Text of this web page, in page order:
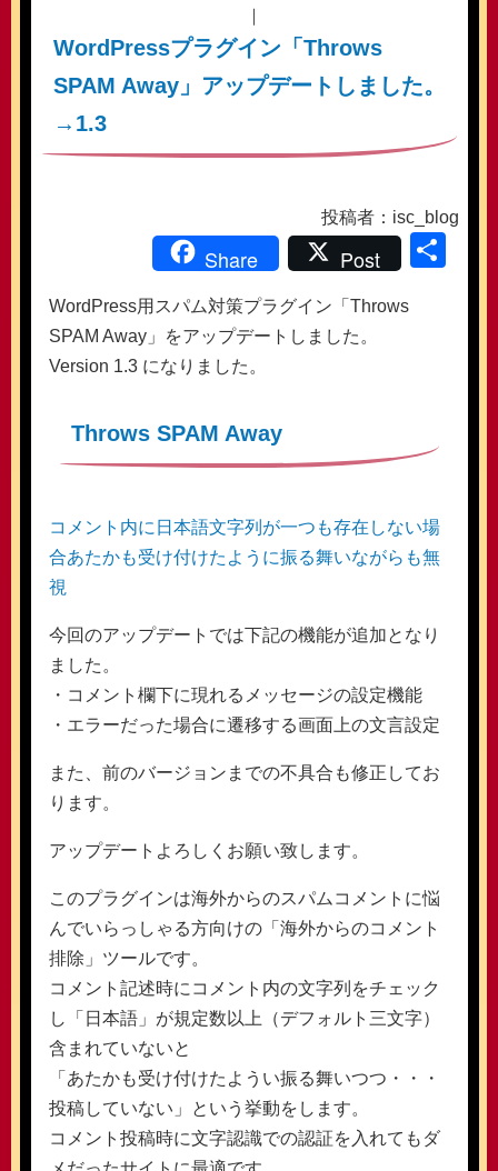
WordPressプラグイン「Throws
SPAM Away」アップデートしました。
→1.3
投稿者：isc_blog
Share Post
WordPress用スパム対策プラグイン「Throws
SPAM Away」をアップデートしました。
Version 1.3 になりました。
Throws SPAM Away
コメント内に日本語文字列が一つも存在しない場
合あたかも受け付けたように振る舞いながらも無
視
今回のアップデートでは下記の機能が追加となり
ました。
・コメント欄下に現れるメッセージの設定機能
・エラーだった場合に遷移する画面上の文言設定
また、前のバージョンまでの不具合も修正してお
ります。
アップデートよろしくお願い致します。
このプラグインは海外からのスパムコメントに悩
んでいらっしゃる方向けの「海外からのコメント
排除」ツールです。
コメント記述時にコメント内の文字列をチェック
し「日本語」が規定数以上（デフォルト三文字）
含まれていないと
「あたかも受け付けたようい振る舞いつつ・・・
投稿していない」という挙動をします。
コメント投稿時に文字認識での認証を入れてもダ